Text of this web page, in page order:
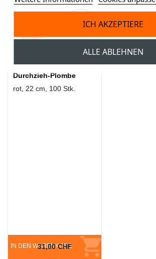
Durchzieh-Plombe
rot, 22 cm, 100 Stk.
IN DEN WARENKORB
31,00 CHF
ALLE ABLEHNEN
ICH AKZEPTIERE